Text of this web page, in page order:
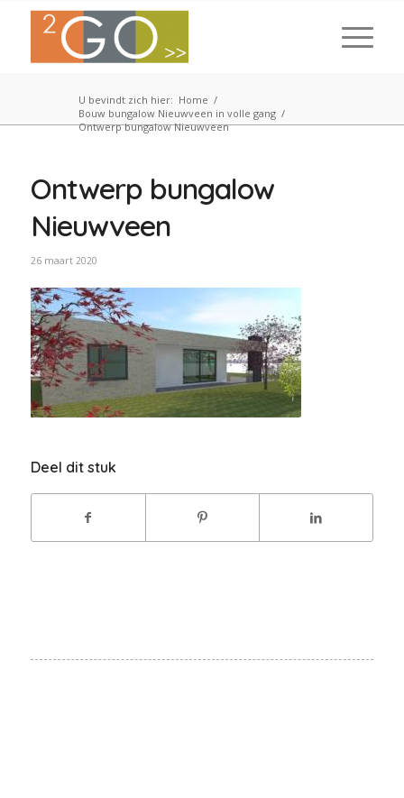
U bevindt zich hier: Home /
Bouw bungalow Nieuwveen in volle gang /
Ontwerp bungalow Nieuwveen
Ontwerp bungalow
Nieuwveen
26 maart 2020
Deel dit stuk